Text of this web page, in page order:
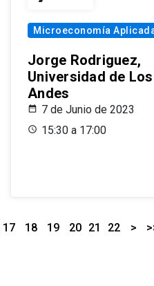
Microeconomía
Jorge Rodriguez,
Universidad de Los
Andes
7 de Junio de 2023
15:30 a 17:00
17 18 19 20 21 22 >